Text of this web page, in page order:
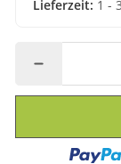
Lieferzeit: 1 -